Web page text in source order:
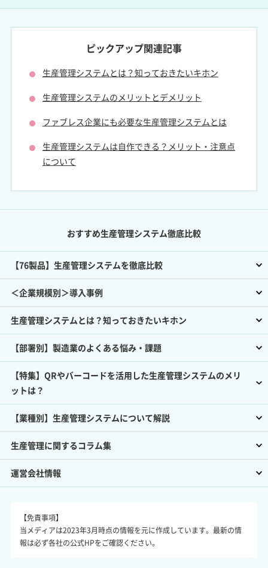
ピックアップ関連記事
生産管理システムとは？知っておきたいキホン
生産管理システムのメリットとデメリット
ファブレス企業にも必要な生産管理システムとは
生産管理システムは自作できる？メリット・注意点
について
おすすめ生産管理システム徹底比較
【76製品】生産管理システムを徹底比較
＜企業規模別＞導入事例
生産管理システムとは？知っておきたいキホン
【部署別】製造業のよくある悩み・課題
【特集】QRやバーコードを活用した生産管理システムのメリ
ットは？
【業種別】生産管理システムについて解説
生産管理に関するコラム集
運営会社情報
【免責事項】
当メディアは2023年3月時点の情報を元に作成しています。最新の情
報は必ず各社の公式HPをご確認ください。